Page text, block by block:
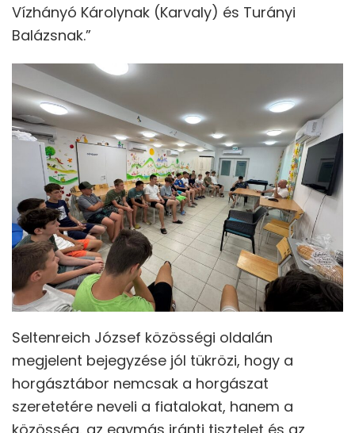
Vízhányó Károlynak (Karvaly) és Turányi
Balázsnak.”
Seltenreich József közösségi oldalán
megjelent bejegyzése jól tükrözi, hogy a
horgásztábor nemcsak a horgászat
szeretetére neveli a fiatalokat, hanem a